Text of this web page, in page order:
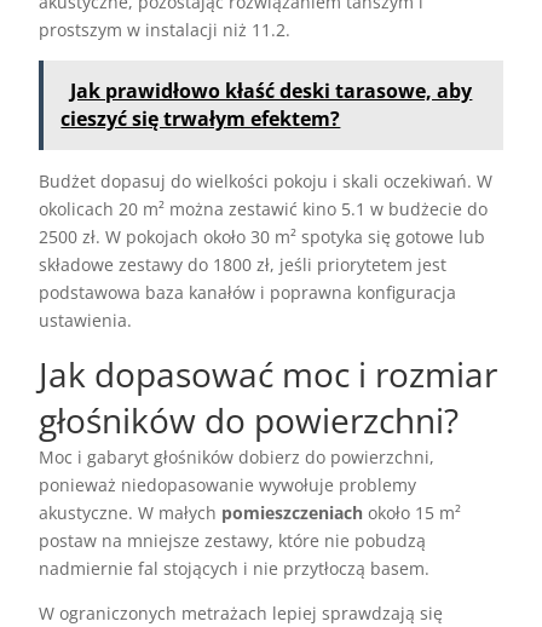
prostszym w instalacji niż 11.2.
Jak prawidłowo kłaść deski tarasowe, aby
cieszyć się trwałym efektem?
Budżet dopasuj do wielkości pokoju i skali oczekiwań. W
okolicach 20 m² można zestawić kino 5.1 w budżecie do
2500 zł. W pokojach około 30 m² spotyka się gotowe lub
składowe zestawy do 1800 zł, jeśli priorytetem jest
podstawowa baza kanałów i poprawna konfiguracja
ustawienia.
Jak dopasować moc i rozmiar
głośników do powierzchni?
Moc i gabaryt głośników dobierz do powierzchni,
ponieważ niedopasowanie wywołuje problemy
akustyczne. W małych pomieszczeniach około 15 m²
postaw na mniejsze zestawy, które nie pobudzą
nadmiernie fal stojących i nie przytłoczą basem.
W ograniczonych metrażach lepiej sprawdzają się